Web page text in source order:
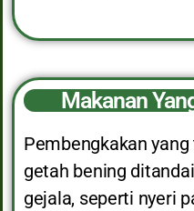
Makanan
Pembengkakan
getah bening
gejala, seperti nyeri